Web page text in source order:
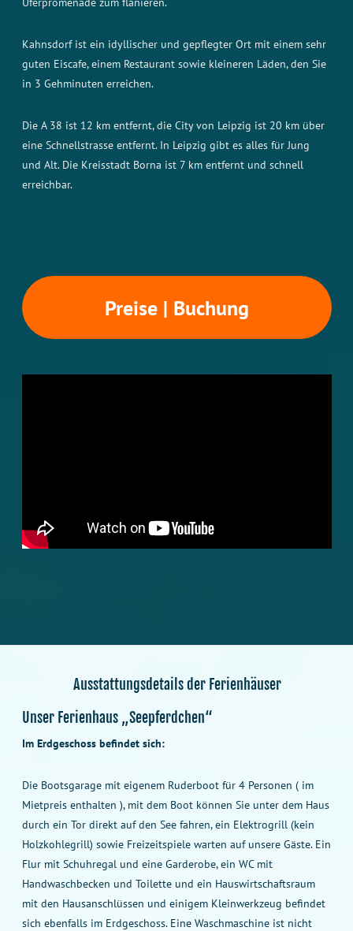
Kahnsdorf ist ein idyllischer und gepflegter Ort mit einem sehr
guten Eiscafe, einem Restaurant sowie kleineren Läden, den Sie
in 3 Gehminuten erreichen.
Die A 38 ist 12 km entfernt, die City von Leipzig ist 20 km über
eine Schnellstrasse entfernt. In Leipzig gibt es alles für Jung
und Alt. Die Kreisstadt Borna ist 7 km entfernt und schnell
erreichbar.
Preise | Buchung
Ausstattungsdetails der Ferienhäuser
Unser Ferienhaus „Seepferdchen“
Im Erdgeschoss befindet sich:
Die Bootsgarage mit eigenem Ruderboot für 4 Personen ( im
Mietpreis enthalten ), mit dem Boot können Sie unter dem Haus
durch ein Tor direkt auf den See fahren, ein Elektrogrill (kein
Holzkohlegrill) sowie Freizeitspiele warten auf unsere Gäste. Ein
Flur mit Schuhregal und eine Garderobe, ein WC mit
Handwaschbecken und Toilette und ein Hauswirtschaftsraum
mit den Hausanschlüssen und einigem Kleinwerkzeug befindet
sich ebenfalls im Erdgeschoss. Eine Waschmaschine ist nicht